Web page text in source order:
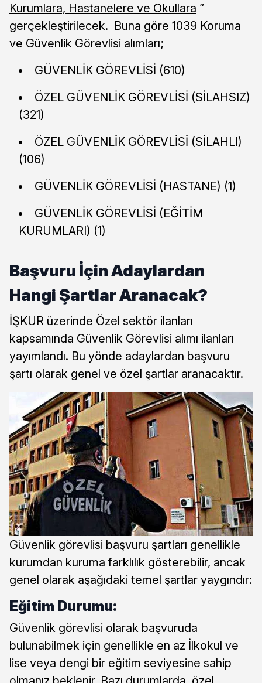
Kurumlara, Hastanelere ve Okullara ”
gerçekleştirilecek. Buna göre 1039 Koruma
ve Güvenlik Görevlisi alımları;
GÜVENLİK GÖREVLİSİ (610)
ÖZEL GÜVENLİK GÖREVLİSİ (SİLAHSIZ)
(321)
ÖZEL GÜVENLİK GÖREVLİSİ (SİLAHLI)
(106)
GÜVENLİK GÖREVLİSİ (HASTANE) (1)
GÜVENLİK GÖREVLİSİ (EĞİTİM
KURUMLARI) (1)
Başvuru İçin Adaylardan
Hangi Şartlar Aranacak?
İŞKUR üzerinde Özel sektör ilanları
kapsamında Güvenlik Görevlisi alımı ilanları
yayımlandı. Bu yönde adaylardan başvuru
şartı olarak genel ve özel şartlar aranacaktır.
Güvenlik görevlisi başvuru şartları genellikle
kurumdan kuruma farklılık gösterebilir, ancak
genel olarak aşağıdaki temel şartlar yaygındır:
Eğitim Durumu:
Güvenlik görevlisi olarak başvuruda
bulunabilmek için genellikle en az İlkokul ve
lise veya dengi bir eğitim seviyesine sahip